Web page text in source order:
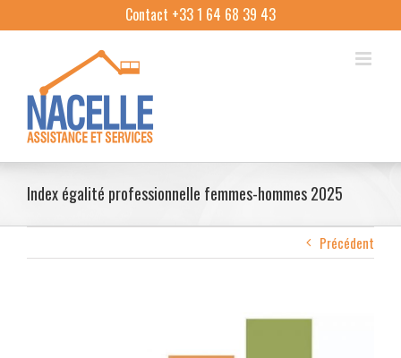
to
Contact +33 1 64 68 39 43
Index égalité professionnelle femmes-hommes 2025
Précédent